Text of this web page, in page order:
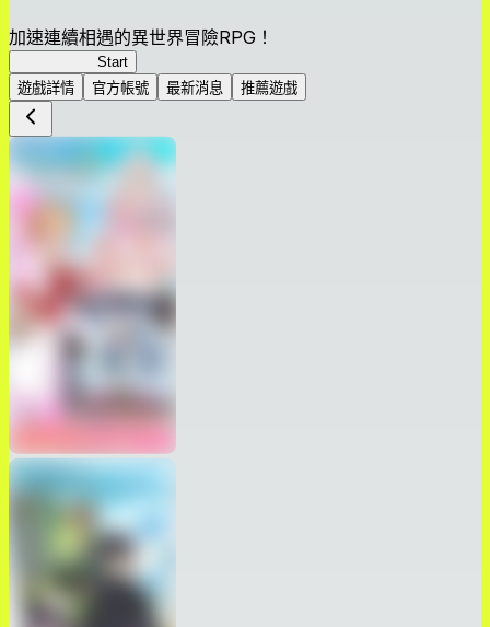
加速連續相遇的異世界冒險RPG！
Start
遊戲詳情
官方帳號 最新消息 推薦遊戲